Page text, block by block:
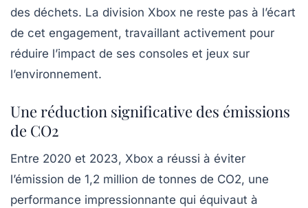
des déchets. La division Xbox ne reste pas à l’écart
de cet engagement, travaillant activement pour
réduire l’impact de ses consoles et jeux sur
l’environnement.
Une réduction significative des émissions
de CO2
Entre 2020 et 2023, Xbox a réussi à éviter
l’émission de 1,2 million de tonnes de CO2, une
performance impressionnante qui équivaut à